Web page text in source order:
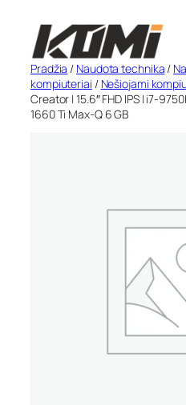
turinio
Pradžia / Naudota technika /
kompiuteriai / Nešiojami
Creator | 15.6″ FHD IPS | i7-
1660 Ti Max-Q 6 GB